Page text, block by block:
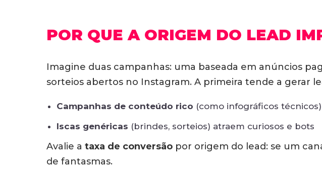
POR QUE A ORIGEM DO LEAD
Imagine duas campanhas: uma baseada em anúncios
sorteios abertos no Instagram. A primeira tende a gerar
Campanhas de conteúdo rico (como infográficos
Iscas genéricas (brindes, sorteios) atraem curiosos e bots
Avalie a taxa de conversão por origem do lead: se um
de fantasmas.